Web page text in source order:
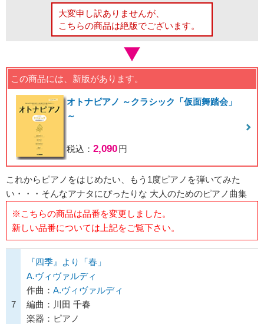
大変申し訳ありませんが、
こちらの商品は絶版でございます。
この商品には、新版があります。
オトナピアノ ～クラシック「仮面舞踏会」
～
税込： 2,090円
これからピアノをはじめたい、もう1度ピアノを弾いてみた
い・・・そんなアナタにぴったりな 大人のためのピアノ曲集
※こちらの商品は品番を変更しました。
新しい品番については上記をご覧下さい。
7
『四季』より「春」
A.ヴィヴァルディ
作曲： A.ヴィヴァルディ
編曲：川田 千春
楽器：ピアノ